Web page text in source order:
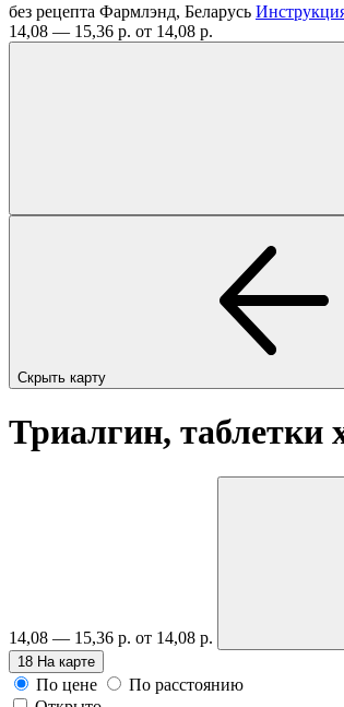
без рецепта Фармлэнд, Беларусь
14,08 — 15,36 р. от 14,08 р.
Скрыть карту
Триалгин, таблетки
14,08 — 15,36 р. от 14,08 р.
18 На карте
По цене
По расстоянию